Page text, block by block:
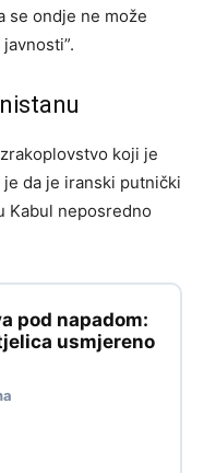
se ondje ne može
koji je
da je iranski putnički
Kabul neposredno
pod napadom:
usmjereno